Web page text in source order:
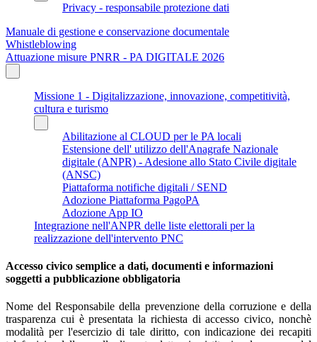
Privacy - responsabile protezione dati
Manuale di gestione e conservazione documentale
Whistleblowing
Attuazione misure PNRR - PA DIGITALE 2026
Missione 1 - Digitalizzazione, innovazione, competitività,
cultura e turismo
Abilitazione al CLOUD per le PA locali
Estensione dell' utilizzo dell'Anagrafe Nazionale
digitale (ANPR) - Adesione allo Stato Civile digitale
(ANSC)
Piattaforma notifiche digitali / SEND
Adozione Piattaforma PagoPA
Adozione App IO
Integrazione nell'ANPR delle liste elettorali per la
realizzazione dell'intervento PNC
Accesso civico semplice a dati, documenti e informazioni
soggetti a pubblicazione obbligatoria
Nome del Responsabile della prevenzione della corruzione e della
trasparenza cui è presentata la richiesta di accesso civico, nonchè
modalità per l'esercizio di tale diritto, con indicazione dei recapiti